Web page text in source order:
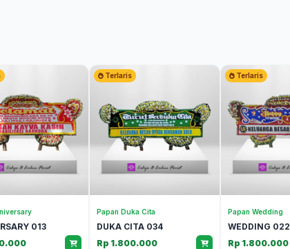
013
Terlaris
Papan Duka Cita
DUKA CITA 034
Rp 1.800.000
Terlaris
Papan Wedding
WEDDING 022
Rp 1.800.000